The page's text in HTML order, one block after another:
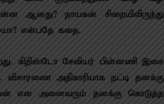
ஆனது? நாயகன் சிறையிலிருந்து
என்பதே கதை.
கிறிஸ்டோ சேவியர் பின்னணி இசை
அதிகாரியாக நட்டி தனக்கு
என அனைவரும் தனக்கு கொடுத்த